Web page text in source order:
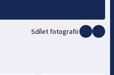
Sdílet fotografii: